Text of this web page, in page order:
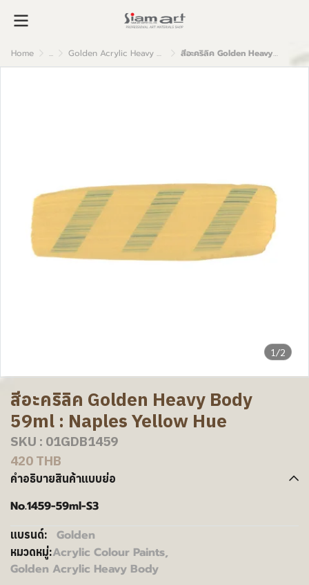
Home ... Golden Acrylic Heavy Body สีอะคริลิค Golden Heavy Body 59ml : Naples Yellow Hue
1/2
สีอะคริลิค Golden Heavy Body
59ml : Naples Yellow Hue
SKU : 01GDB1459
420 THB
คำอธิบายสินค้าแบบย่อ
No.1459-59ml-S3
แบรนด์: Golden
หมวดหมู่:Acrylic Colour Paints,
Golden Acrylic Heavy Body